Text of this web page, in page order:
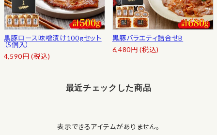
黒豚ロース味噌漬け100gセット
（5個入）
4,590円(税込)
黒豚バラエティ詰合せB
6,480円(税込)
最近チェックした商品
表示できるアイテムがありません。